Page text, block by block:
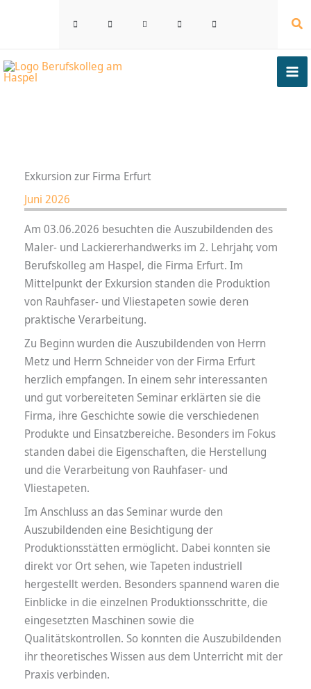
Exkursion zur Firma Erfurt
Juni 2026
Am 03.06.2026 besuchten die Auszubildenden des
Maler- und Lackiererhandwerks im 2. Lehrjahr, vom
Berufskolleg am Haspel, die Firma Erfurt. Im
Mittelpunkt der Exkursion standen die Produktion
von Rauhfaser- und Vliestapeten sowie deren
praktische Verarbeitung.
Zu Beginn wurden die Auszubildenden von Herrn
Metz und Herrn Schneider von der Firma Erfurt
herzlich empfangen. In einem sehr interessanten
und gut vorbereiteten Seminar erklärten sie die
Firma, ihre Geschichte sowie die verschiedenen
Produkte und Einsatzbereiche. Besonders im Fokus
standen dabei die Eigenschaften, die Herstellung
und die Verarbeitung von Rauhfaser- und
Vliestapeten.
Im Anschluss an das Seminar wurde den
Auszubildenden eine Besichtigung der
Produktionsstätten ermöglicht. Dabei konnten sie
direkt vor Ort sehen, wie Tapeten industriell
hergestellt werden. Besonders spannend waren die
Einblicke in die einzelnen Produktionsschritte, die
eingesetzten Maschinen sowie die
Qualitätskontrollen. So konnten die Auszubildenden
ihr theoretisches Wissen aus dem Unterricht mit der
Praxis verbinden.